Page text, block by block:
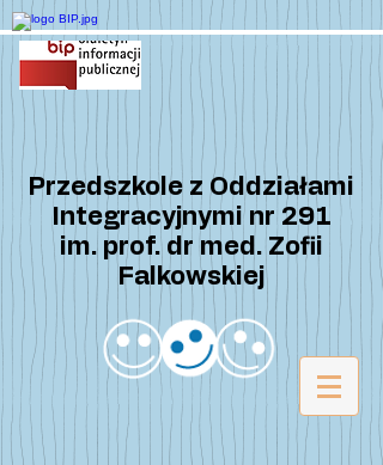
Przedszkole z Oddziałami
Integracyjnymi nr 291
im. prof. dr med. Zofii
Falkowskiej